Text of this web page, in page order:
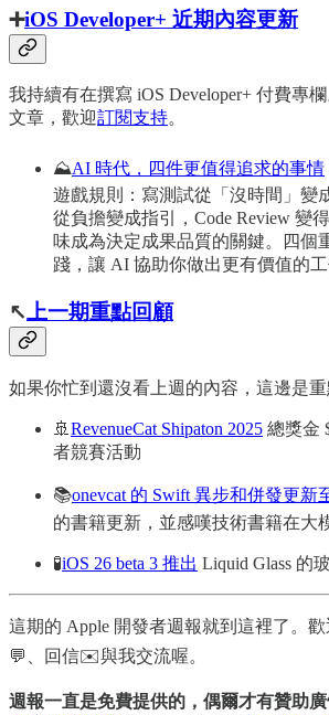
➕iOS Developer+ 近期內容更新
我持續有在撰寫 iOS Developer+ 付費專
文章，歡迎訂閱支持。
⛰️AI 時代，四件更值得追求的事情
遊戲規則：寫測試從「沒時間」變
從負擔變成指引，Code Review 變
味成為決定成果品質的關鍵。四個
踐，讓 AI 協助你做出更有價值的工
↖️上一期重點回顧
如果你忙到還沒看上週的內容，這邊是重
🚢 RevenueCat Shipaton 2025 總獎金
者競賽活動
📚onevcat 的 Swift 異步和併發更新
的書籍更新，並感嘆技術書籍在大
🧪iOS 26 beta 3 推出 Liquid Glass 的
這期的 Apple 開發者週報就到這裡了。
💬、回信✉️與我交流喔。
週報一直是免費提供的，偶爾才有贊助